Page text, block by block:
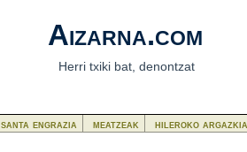
Aizarna.com
Herri txiki bat, denontzat
santa engrazia meatzeak hileroko